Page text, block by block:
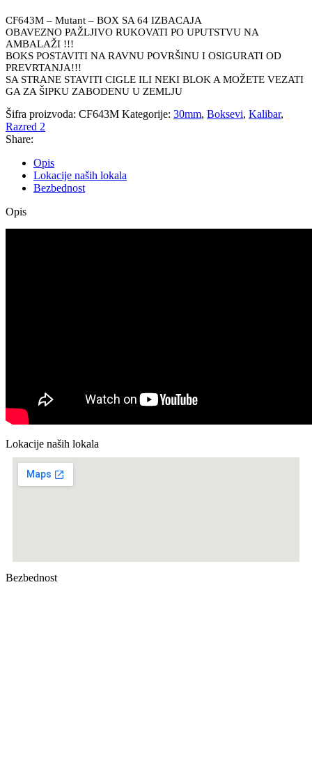
CF643M – Mutant – BOX SA 64 IZBACAJA
OBAVEZNO PAŽLJIVO RUKOVATI PO UPUTSTVU NA
AMBALAŽI !!!
BOKS POSTAVITI NA RAVNU POVRŠINU I OSIGURATI OD
PREVRTANJA!!!
SA STRANE STAVITI CIGLE ILI NEKI BLOK A MOŽETE VEZATI
GA ZA ŠIPKU ZABODENU U ZEMLJU
Šifra proizvoda: CF643M Kategorije: 30mm, Boksevi, Kalibar,
Razred 2
Share:
Opis
Lokacije naših lokala
Bezbednost
Opis
Lokacije naših lokala
Bezbednost